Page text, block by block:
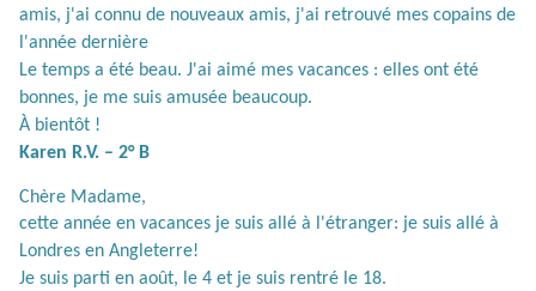
amis, j'ai connu de nouveaux amis, j'ai retrouvé mes copains de
l'année dernière
Le temps a été beau. J'ai aimé mes vacances : elles ont été
bonnes, je me suis amusée beaucoup.
À bientôt !
Karen R.V. – 2° B
Chère Madame,
cette année en vacances je suis allé à l'étranger: je suis allé à
Londres en Angleterre!
Je suis parti en août, le 4 et je suis rentré le 18.